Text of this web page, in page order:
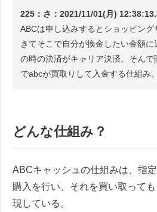
225：さ：2021/11/01(月)
ABCは申し込みするとショッピン
きてそこで自分が換金したい金額
の時の決済がキャリア決済。そん
でabcが買取りして入金する仕組み。
どんな仕組み？
ABCキャッシュの仕組みは、指
購入を行い、それを買い取って
現している。